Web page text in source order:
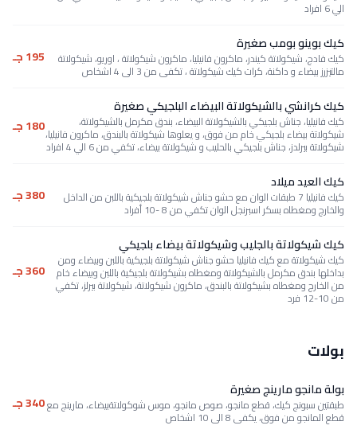
الي 6 افراد
كيك بوينو بومب صغيرة
كيك فادج، شيكولاتة كيندر، ماكرون فانيليا، ماكرون شيكولاتة ، اوريو، شيكولاتة
مالتيزرز بيضاء و داكنة، كرات كيك شيكولاتة ، تكفى من 3 الى 4 اشخاص
195 جـ
كيك كرانشي بالشيكولاتة البيضاء البلجيكي صغيرة
كيك فانيليا، جناش بلجيكي بالشيكولاتة البيضاء، بندق مكرمل بالشيكولاتة،
شيكولاتة بيضاء بلجيكي خام من فوق، و يعلوها شيكولاتة بالبندق، ماكرون فانيليا،
شيكولاتة بيرلدز، جناش بلجيكي بالحليب و شيكولاتة بيضاء، تكفي من 6 الي 4 افراد
180 جـ
كيك العيد ميلاد
كيك فانيليا 7 طبقات الوان مع حشو جناش شيكولاتة بلجيكية باللبن من الداخل
والخارج ومغطاه بسكر اسبرنجل الوان تكفي من 8 -10 أفراد
380 جـ
كيك شيكولاتة بالجليب وشيكولاتة بيضاء بلجيكي
كيك شيكولاتة مع كيك فانيليا حشو جناش شيكولاتة بلجيكية باللبن وبيضاء ومن
بداخلها بندق مكرمل بالشيكولاتة ومغطاه بشيكولاتة بلجيكية باللبن وبيضاء خام
من الخارج ومغطاه بشيكولاتة بالبندق، ماكرون شيكولاتة، شيكولاتة بيرلز، تكفي
من 10-12 فرد
360 جـ
بولات
بولة مانجو مارينج صغيرة
طبقتين سبونج كيك، قطع مانجو، صوص مانجو، موس شوكولاتةبيضاء، مارينج مع
قطع المانجو من فوق، يكفى 8 الى 10 اشخاص
340 جـ